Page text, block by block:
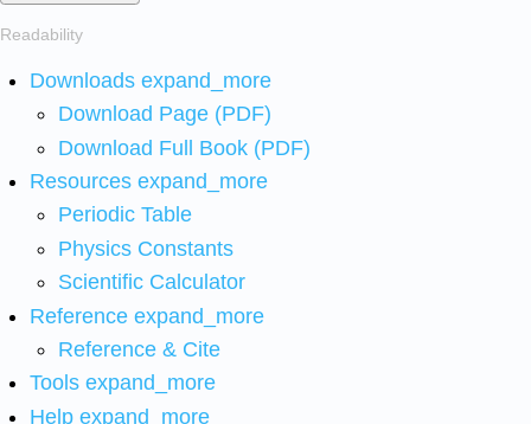
Readability
Downloads expand_more
Download Page (PDF)
Download Full Book (PDF)
Resources expand_more
Periodic Table
Physics Constants
Scientific Calculator
Reference expand_more
Reference & Cite
Tools expand_more
Help expand_more